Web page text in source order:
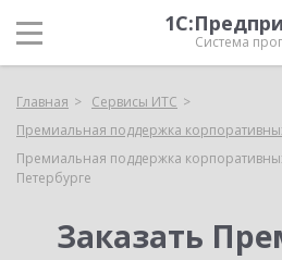
Система
Главная
Сервисы ИТС
Премиальная поддержка
Премиальная поддержка
Петербурге
Заказать